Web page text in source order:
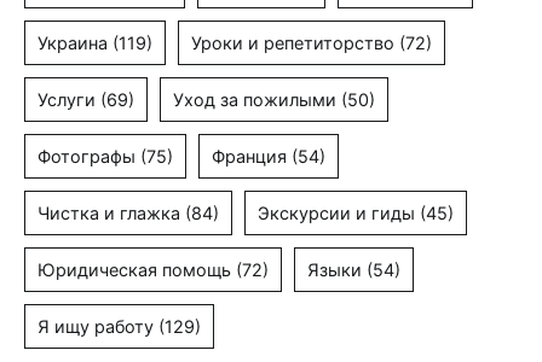
Украина (119) Уроки и репетиторство (72)
Услуги (69) Уход за пожилыми (50)
Фотографы (75) Франция (54)
Чистка и глажка (84) Экскурсии и гиды (45)
Юридическая помощь (72) Языки (54)
Я ищу работу (129)